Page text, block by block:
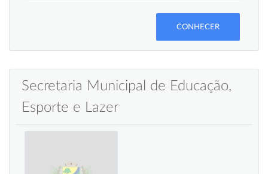
CONHECER
Secretaria Municipal de Educação,
Esporte e Lazer